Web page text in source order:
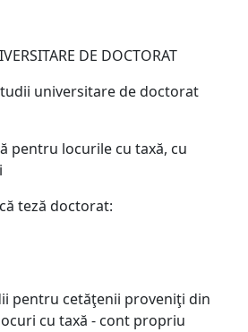
DE DOCTORAT
universitare de doctorat
pentru locurile cu taxă, cu
publică teză doctorat:
cetăţenii proveniţi din
cu taxă - cont propriu